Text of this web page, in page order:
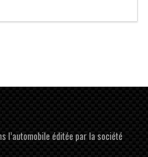
l’automobile éditée par la société